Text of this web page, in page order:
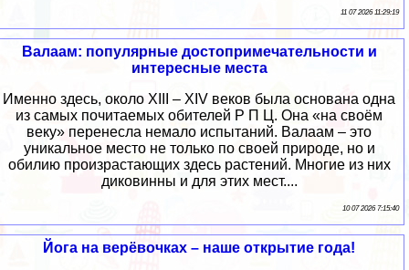
11 07 2026 11:29:19
Валаам: популярные достопримечательности и
интересные места
Именно здесь, около XIII – XIV веков была основана одна
из самых почитаемых обителей Р П Ц. Она «на своём
веку» перенесла немало испытаний. Валаам – это
уникальное место не только по своей природе, но и
обилию произрастающих здесь растений. Многие из них
диковинны и для этих мест....
10 07 2026 7:15:40
Йога на верёвочках – наше открытие года!